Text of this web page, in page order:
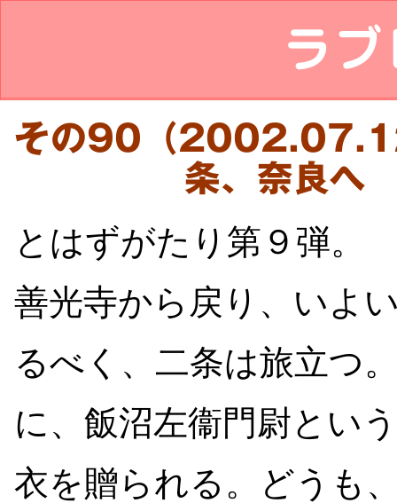
ラ
その90（
条、奈良へ
とはずがたり第９弾。
善光寺から戻り、いよ
るべく、二条は旅立つ
に、飯沼左衞門尉とい
衣を贈られる。どうも